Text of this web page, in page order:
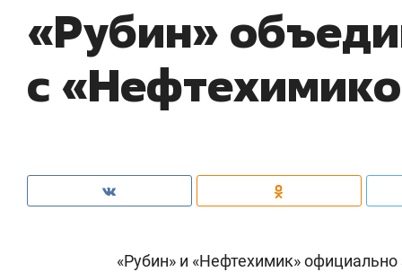
«Рубин»
с
«Рубин» и «Нефтехимик»